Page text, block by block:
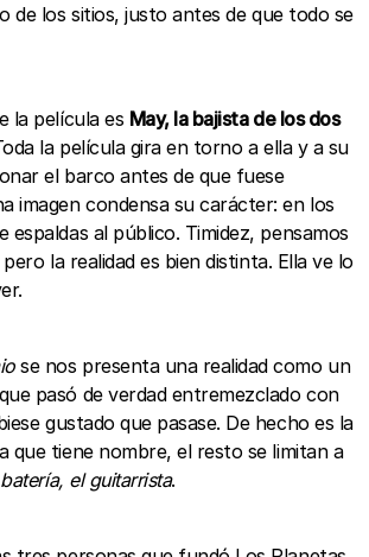
de los sitios, justo antes de que todo se
la película es May, la bajista de los dos
la película gira en torno a ella y a su
el barco antes de que fuese
imagen condensa su carácter: en los
espaldas al público. Timidez, pensamos
la realidad es bien distinta. Ella ve lo
se nos presenta una realidad como un
pasó de verdad entremezclado con
gustado que pasase. De hecho es la
que tiene nombre, el resto se limitan a
el guitarrista.